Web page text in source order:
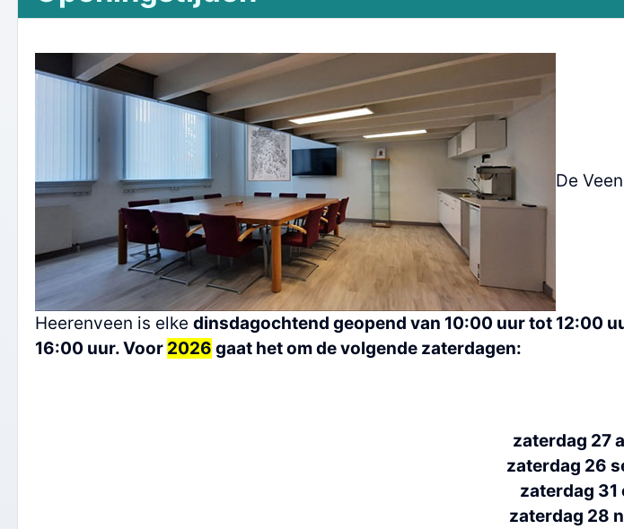
De
Heerenveen is elke dinsdagochtend geopend van 10:00 uur tot 12:00
16:00 uur. Voor 2026 gaat het om de volgende zaterdagen:
zaterdag 27
zaterdag 26
zaterdag
zaterdag 28